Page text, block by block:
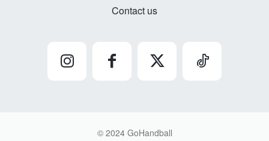
Contact us
© 2024 GoHandball